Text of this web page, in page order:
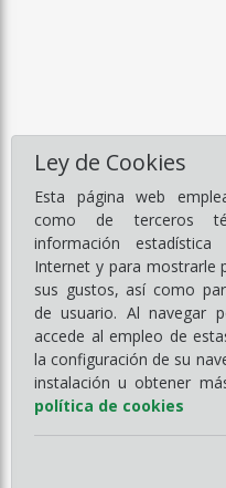
Ley de Cookies
Esta página web
como de terceros
información
Internet y para mostrarle
sus gustos, así como
de usuario. Al navegar
accede al empleo de
la configuración de su
instalación u obtener
política de cookies